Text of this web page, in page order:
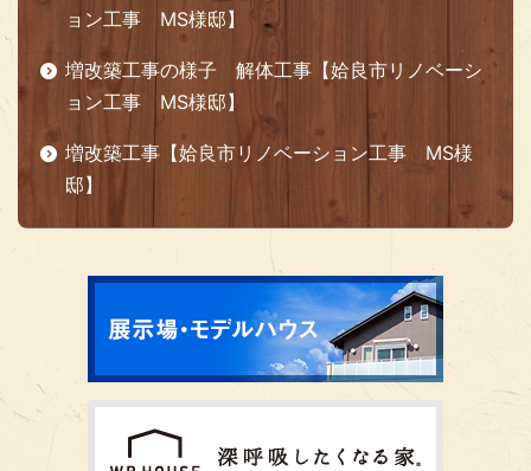
ョン工事 MS様邸】
増改築工事の様子 解体工事【姶良市リノベーシ
ョン工事 MS様邸】
増改築工事【姶良市リノベーション工事 MS様
邸】